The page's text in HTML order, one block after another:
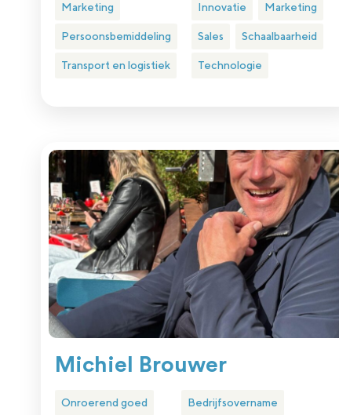
Marketing
Persoonsbemiddeling
Transport en logistiek
Innovatie Marketing
Sales Schaalbaarheid
Technologie
Michiel Brouwer
Onroerend goed Bedrijfsovername